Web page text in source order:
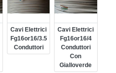
Cavi Elettrici
Fg16or16/3.5
Conduttori
Cavi Elettrici
Fg16or16/4
Conduttori
Con
Gialloverde